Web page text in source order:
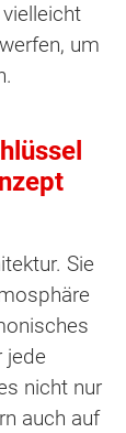
um
Sie
jede
nicht nur
auch auf